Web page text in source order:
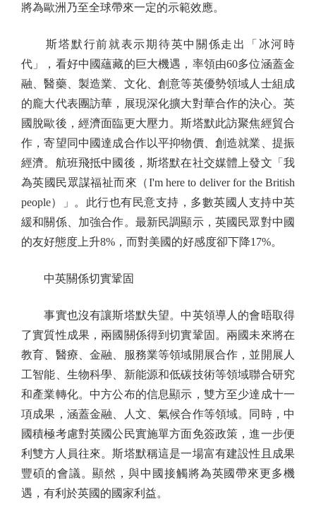
將為歐洲乃至全球帶來一定的示範效應。
斯塔默行前就表示期待英中關係走出「冰河時
代」，看好中國蘊藏的巨大機遇，率領由60多位涵蓋金
融、醫藥、製造業、文化、創意等英優勢領域人士組成
的龐大代表團訪華，展現深化擴大對華合作的決心。英
國脫歐後，經濟面臨更大壓力。斯塔默此訪聚焦經貿合
作，寄望同中國達成合作以平抑物價、創造就業、提振
經濟。航班飛抵中國後，斯塔默在社交媒體上發文「我
為英國民眾謀福祉而來（I'm here to deliver for the British
people）」。此行也有民意支持，多數英國人支持中英
緩和關係、加強合作。最新民調顯示，英國民眾對中國
的友好態度上升8%，而對美國的好感度卻下降17%。
中英關係切實鞏固
事實也沒有讓斯塔默失望。中英領導人的會晤取得
了實質性成果，兩國關係得到切實鞏固。兩國未來將在
教育、醫療、金融、服務業等領域開展合作，並開展人
工智能、生物科學、新能源和低碳技術等領域聯合研究
和產業轉化。中方公布的信息顯示，雙方至少達成十一
項成果，涵蓋金融、人文、氣候合作等領域。同時，中
國積極考慮對英國公民實施單方面免簽政策，進一步便
利雙方人員往來。斯塔默稱這是一場富有建設性且成果
豐碩的會議。顯然，與中國接觸將為英國帶來更多機
遇，有利於英國的國家利益。